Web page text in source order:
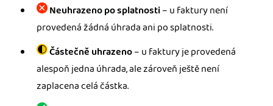
Neuhrazeno po splatnosti– u faktury není
provedená žádná úhrada ani po splatnosti.
Částečně uhrazeno– u faktury je provedená
alespoň jedna úhrada, ale zároveň ještě není
zaplacena celá částka.